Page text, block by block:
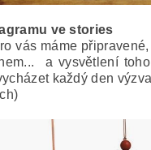
ve stories
vás máme
a vysvětlení
každý den